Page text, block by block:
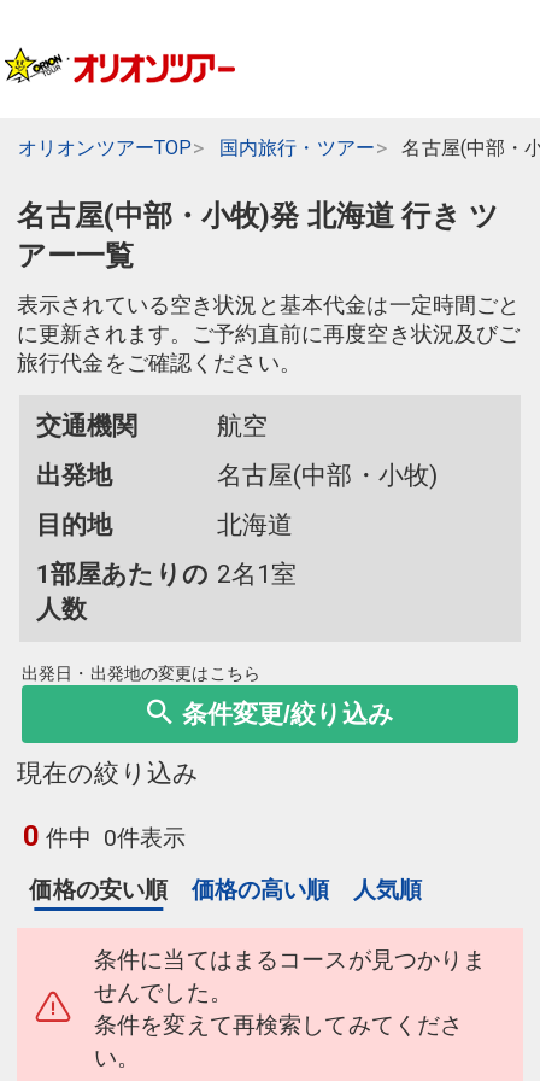
オリオンツアーTOP 国内旅行・ツアー 名古屋(中部・
名古屋(中部・小牧)発 北海道 行き ツ
アー一覧
表示されている空き状況と基本代金は一定時間ごと
に更新されます。ご予約直前に再度空き状況及びご
旅行代金をご確認ください。
交通機関
航空
出発地
名古屋(中部・小牧)
目的地
北海道
1部屋あたりの
人数
2名1室
出発日・出発地の変更はこちら
条件変更/絞り込み
現在の絞り込み
0 件中 0件表示
価格の安い順
価格の高い順 人気順
条件に当てはまるコースが見つかりま
せんでした。
条件を変えて再検索してみてくださ
い。